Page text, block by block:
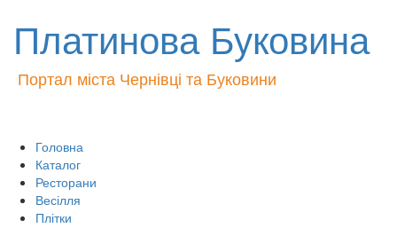
Платинова Буковина
Портал міста Чернівці та Буковини
Головна
Каталог
Ресторани
Весілля
Плітки